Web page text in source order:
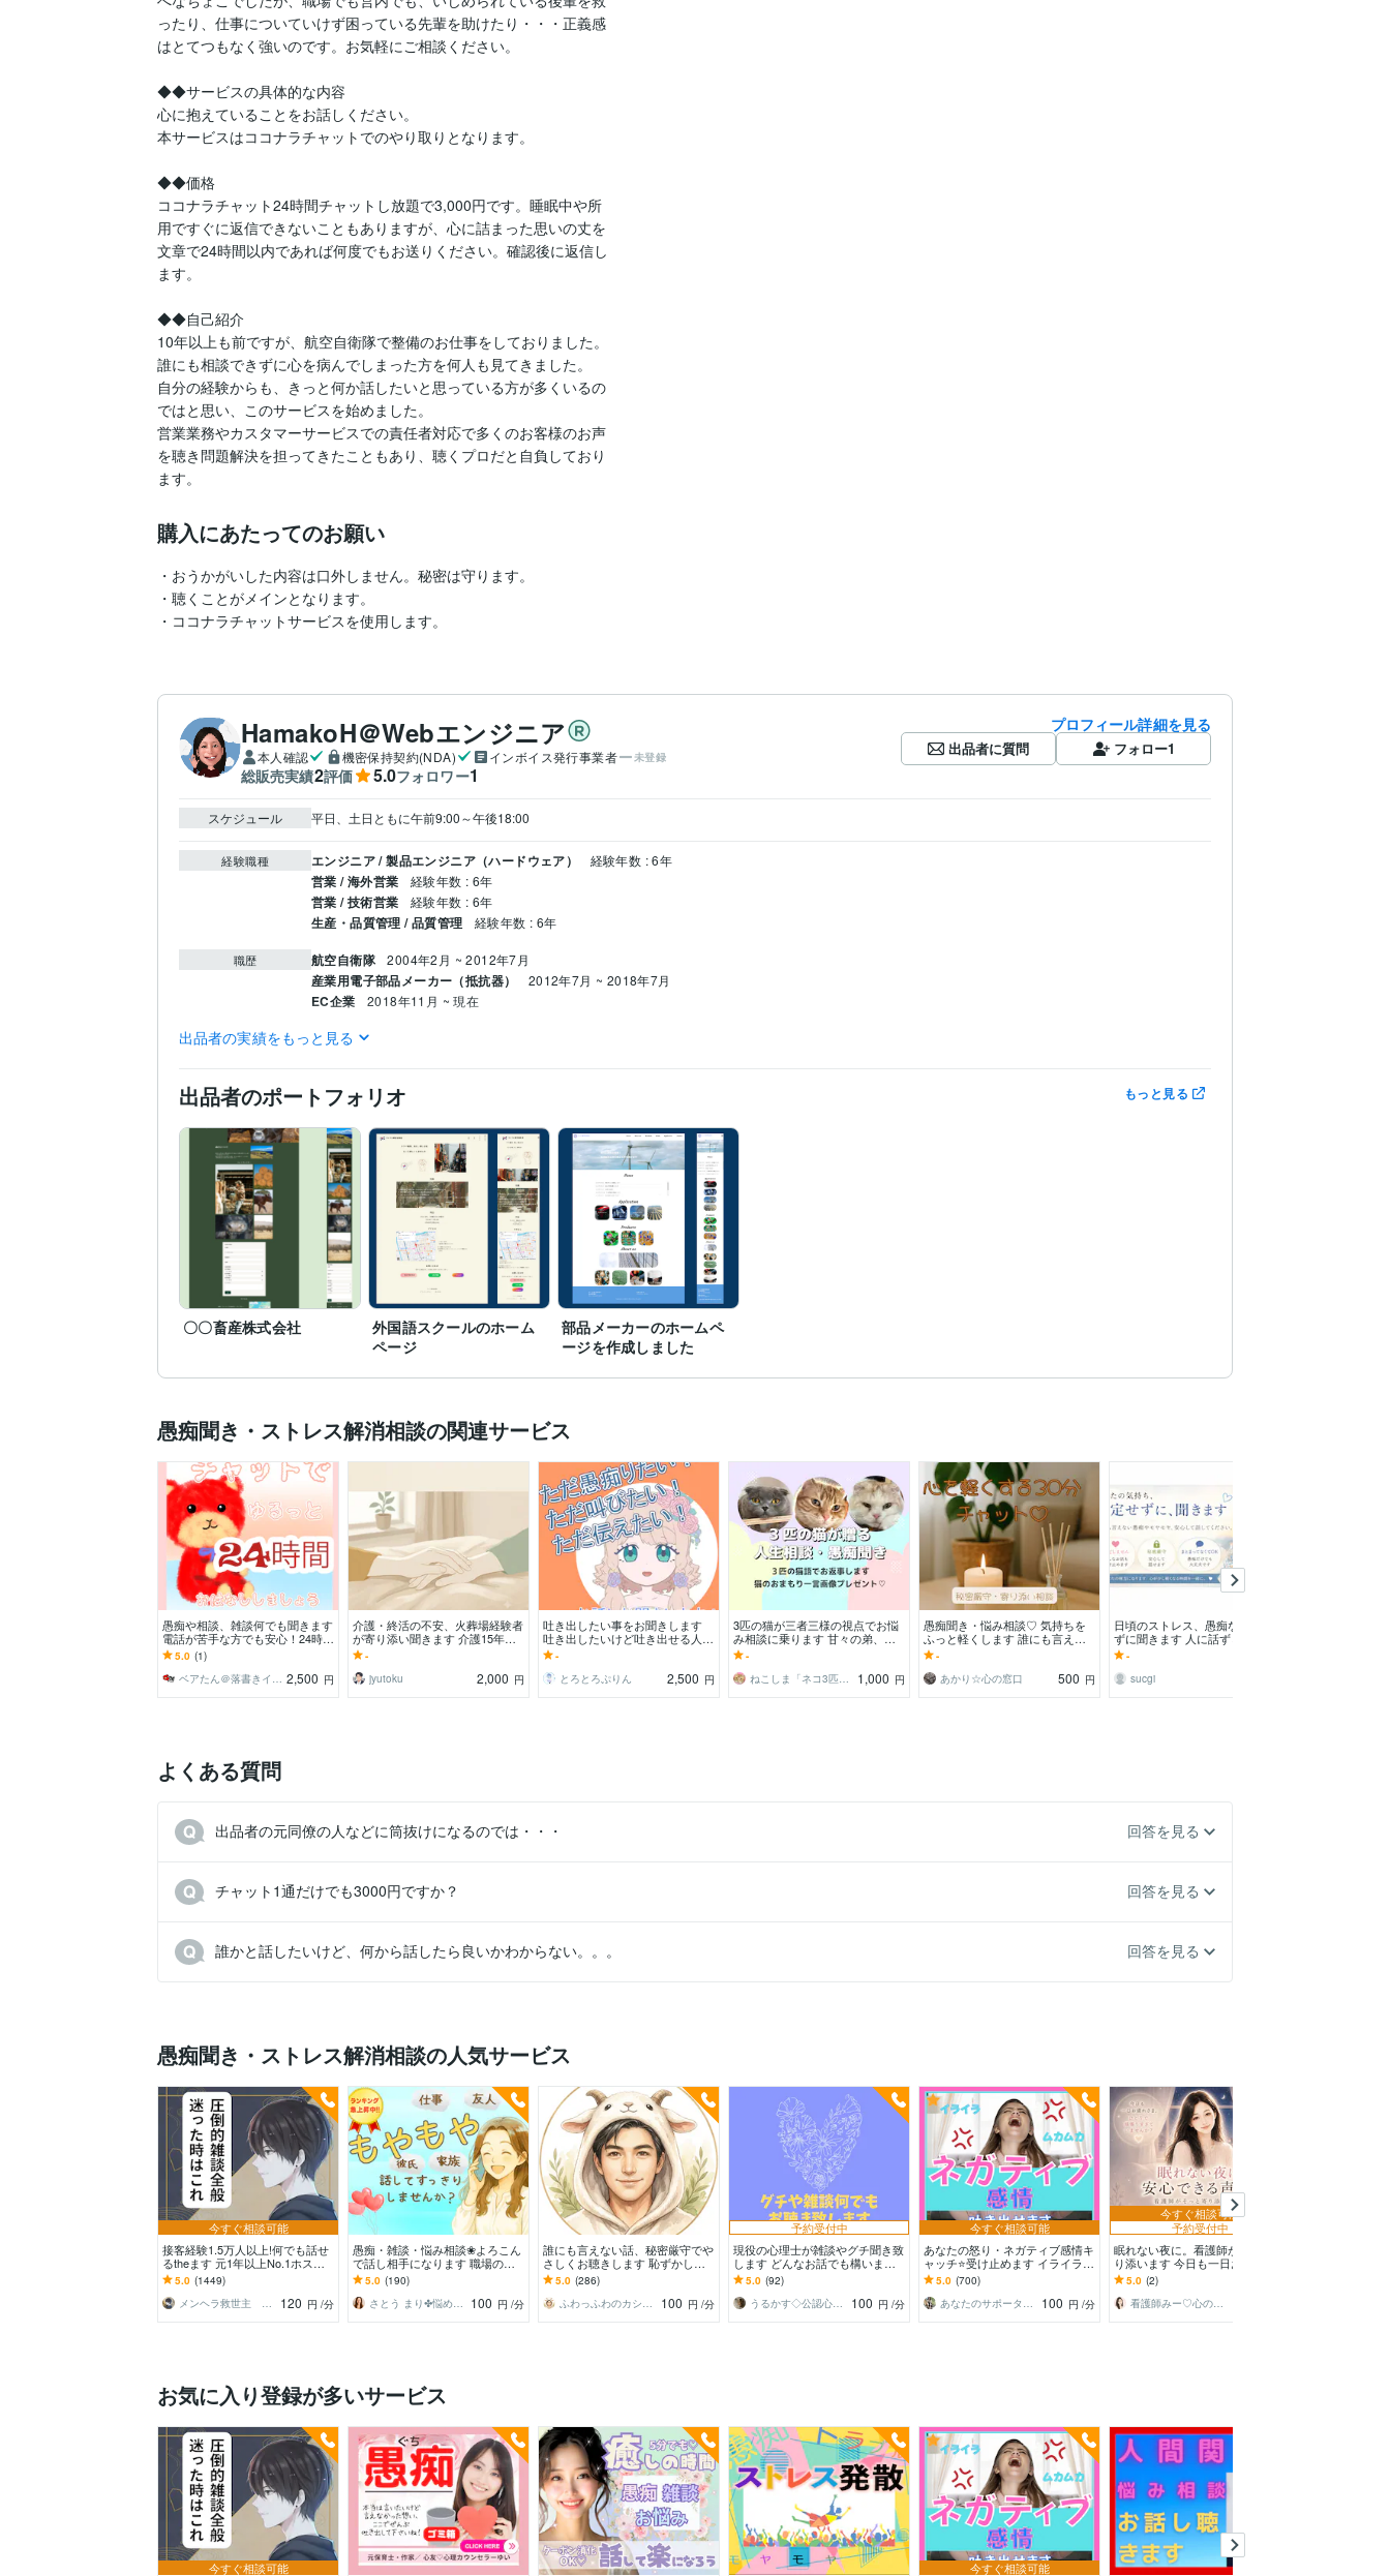
ったり、仕事についていけず困っている先輩を助けたり・・・正義感
はとてつもなく強いのです。お気軽にご相談ください。
◆◆サービスの具体的な内容
心に抱えていることをお話しください。
本サービスはココナラチャットでのやり取りとなります。
◆◆価格
ココナラチャット24時間チャットし放題で3,000円です。睡眠中や所
用ですぐに返信できないこともありますが、心に詰まった思いの丈を
文章で24時間以内であれば何度でもお送りください。確認後に返信し
ます。
◆◆自己紹介
10年以上も前ですが、航空自衛隊で整備のお仕事をしておりました。
誰にも相談できずに心を病んでしまった方を何人も見てきました。
自分の経験からも、きっと何か話したいと思っている方が多くいるの
ではと思い、このサービスを始めました。
営業業務やカスタマーサービスでの責任者対応で多くのお客様のお声
を聴き問題解決を担ってきたこともあり、聴くプロだと自負しており
ます。
購入にあたってのお願い
・おうかがいした内容は口外しません。秘密は守ります。
・聴くことがメインとなります。
・ココナラチャットサービスを使用します。
HamakoH＠Webエンジニア
本人確認 機密保持契約(NDA) インボイス発行事業者 未登録
総販売実績2評価 5.0フォロワー1
プロフィール詳細を見る
出品者に質問 フォロー1
スケジュール
経験職種 エンジニア / 製品エンジニア（ハードウェア） 経験年数 : 6年
営業 / 海外営業 経験年数 : 6年
営業 / 技術営業 経験年数 : 6年
生産・品質管理 / 品質管理 経験年数 : 6年
職歴 航空自衛隊 2004年2月 ~ 2012年7月
産業用電子部品メーカー（抵抗器） 2012年7月 ~ 2018年7月
EC企業 2018年11月 ~ 現在
資格・検定 ITパスポート
語・フレームワーク
ビジネス・クリエイ
ティブツール
WordPress:0年 Excel:15年Google サイト:15年Google スプレッドシート:5年
得意分野 Web制作・HP作成・EC構築 WordPress
IT相談・システム開発 プログラミング
神戸市外国語大学 2000年3月 ~ 2004年2月
語学力 英語 ビジネスレベル
日常会話レベル
出品者の実績をもっと見る
出品者のポートフォリオ もっと見る
〇〇畜産株式会社
外国語スクールのホーム
ページ
部品メーカーのホームペ
ージを作成しました
愚痴聞き・ストレス解消相談の関連サービス
愚痴や相談、雑談何でも聞きます
電話が苦手な方でも安心！24時間
ゆっくりお話しましょう！
5.0 (1)
ベアたん＠落書きイラストレーター 2,500 円
介護・終活の不安、火葬場経験者
が寄り添い聞きます 介護15年、
火葬場4年。看取りまで知る立場
で寄り添います
-
jyutoku
2,000 円
吐き出したい事をお聞きします
吐き出したいけど吐き出せる人が
いない！そんな時に叫べる坪
-
とろとろぷりん
2,500 円
3匹の猫が三者三様の視点でお悩
み相談に乗ります 甘々の弟、知
的な兄、武士な猫。3匹の視点で
心を軽くするニャ
-
ねこしま「ネコ3匹の通訳者」だにゃ。
1,000 円
愚痴聞き・悩み相談♡ 気持ちを
ふっと軽くします 誰にも言えな
い気持ち、30分でふっと軽くなる
お手伝い
-
あかり☆心の窓口
500 円
日頃のストレス、愚痴など否定せ
ずに聞きます 人に話ずらいこと
をお聞きします
-
sucgi
よくある質問
出品者の元同僚の人などに筒抜けになるのでは・・・ 回答を見る
チャット1通だけでも3000円ですか？ 回答を見る
誰かと話したいけど、何から話したら良いかわからない。。。 回答を見る
愚痴聞き・ストレス解消相談の人気サービス
今すぐ相談可能
接客経験1.5万人以上!何でも話せ
るtheます 元1年以上No.1ホスト
と気軽に雑談！もちろん愚痴も歓
迎
5.0 (1449)
メンヘラ救世主 えの
120 円 /分
愚痴・雑談・悩み相談❀よろこん
で話し相手になります 職場の人
間関係・仕事・夫婦・親子❀どん
なお話もお聴きします❀
5.0 (190)
さとう まり✤悩めるあなたのそばにいます
100 円 /分
誰にも言えない話、秘密厳守でや
さしくお聴きします 恥ずかしい
言えない・しんどい・本音→話し
てスッキリ☘️
5.0 (286)
ふわっふわのカシミヤ
100 円 /分
予約受付中
現役の心理士が雑談やグチ聞き致
します どんなお話でも構いませ
ん。グチやイライラお聞きいたし
ます。
5.0 (92)
うるかす◇公認心理士◇
100 円 /分
今すぐ相談可能
あなたの怒り・ネガティブ感情キ
ャッチ⭐受け止めます イライラ❗
不満/上司/愚痴を吐き出せる秘密
❤️の部屋です
5.0 (700)
あなたのサポーター⭐えみ
100 円 /分
今すぐ相談可能
予約受付中
眠れない夜に。看護師がそっと寄
り添います 今日も一日お疲れさ
ま。眠れない夜、お話ししません
か？
5.0 (2)
看護師みー♡心の休憩室
お気に入り登録が多いサービス
今すぐ相談可能 今すぐ相談可能